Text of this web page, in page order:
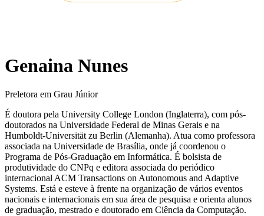
Genaina Nunes
Preletora em Grau Júnior
É doutora pela University College London (Inglaterra), com pós-
doutorados na Universidade Federal de Minas Gerais e na
Humboldt-Universität zu Berlin (Alemanha). Atua como professora
associada na Universidade de Brasília, onde já coordenou o
Programa de Pós-Graduação em Informática. É bolsista de
produtividade do CNPq e editora associada do periódico
internacional ACM Transactions on Autonomous and Adaptive
Systems. Está e esteve à frente na organização de vários eventos
nacionais e internacionais em sua área de pesquisa e orienta alunos
de graduação, mestrado e doutorado em Ciência da Computação.